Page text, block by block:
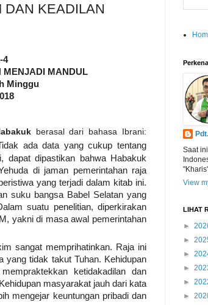
DAN KEADILAN
4
MENJADI MANDUL
Minggu
berasal dari bahasa Ibrani:
ada data yang cukup tentang
dapat dipastikan bahwa Habakuk
di jaman pemerintahan raja
yang terjadi dalam kitab ini.
suku bangsa Babel Selatan yang
suatu penelitian, diperkirakan
yakni di masa awal pemerintahan
sangat memprihatinkan. Raja ini
yang tidak takut Tuhan. Kehidupan
ketidakadilan dan
masyarakat jauh dari kata
mengejar keuntungan pribadi dan
Saat
View
LIHAT
►
►
►
►
►
►